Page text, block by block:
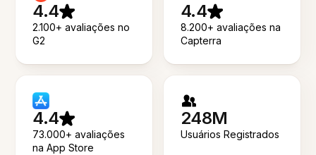
4.4
2.100+ avaliações no
G2
4.4
8.200+ avaliações na
Capterra
4.4
73.000+ avaliações
na App Store
248M
Usuários Registrados